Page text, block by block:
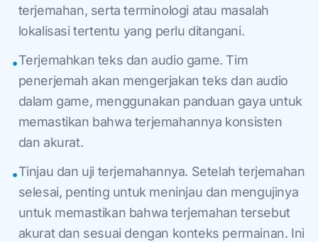
terjemahan, serta terminologi atau masalah
lokalisasi tertentu yang perlu ditangani.
•Terjemahkan teks dan audio game. Tim
penerjemah akan mengerjakan teks dan audio
dalam game, menggunakan panduan gaya untuk
memastikan bahwa terjemahannya konsisten
dan akurat.
•Tinjau dan uji terjemahannya. Setelah terjemahan
selesai, penting untuk meninjau dan mengujinya
untuk memastikan bahwa terjemahan tersebut
akurat dan sesuai dengan konteks permainan. Ini